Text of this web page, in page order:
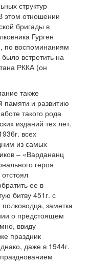
структур
этом отношении
бригады в
Гурген
по воспоминаниям
встретить на
РККА (он
также
памяти и развитию
такого рода
изданий тех лет.
всех
из самых
– «Вардананц
героя
ее в
битву 451г. с
заметка
о предстоящем
ввиду
праздник
даже в 1944г.